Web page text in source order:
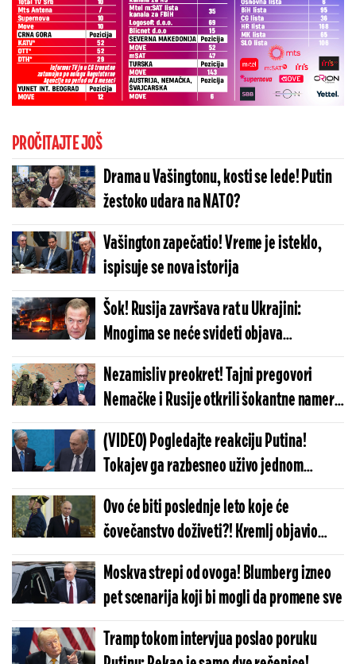
PROČITAJTE JOŠ
Drama u Vašingtonu, kosti se lede! Putin
žestoko udara na NATO?
Vašington zapečatio! Vreme je isteklo,
ispisuje se nova istorija
Šok! Rusija završava rat u Ukrajini:
Mnogima se neće svideti objava
Medvedeva - drugog načina nema, mora
ovako...
Nezamisliv preokret! Tajni pregovori
Nemačke i Rusije otkrili šokantne namere
Berlina: Ovo se neće završiti kako je Kijev
zamišljao
(VIDEO) Pogledajte reakciju Putina!
Tokajev ga razbesneo uživo jednom
rečenicom: Ovakav potez lidera Rusije se
retko viđa
Ovo će biti poslednje leto koje će
čovečanstvo doživeti?! Kremlj objavio
kada NATO trupe upadaju u Ukrajinu:
Armagedon kreće
Moskva strepi od ovoga! Blumberg izneo
pet scenarija koji bi mogli da promene sve
Tramp tokom intervjua poslao poruku